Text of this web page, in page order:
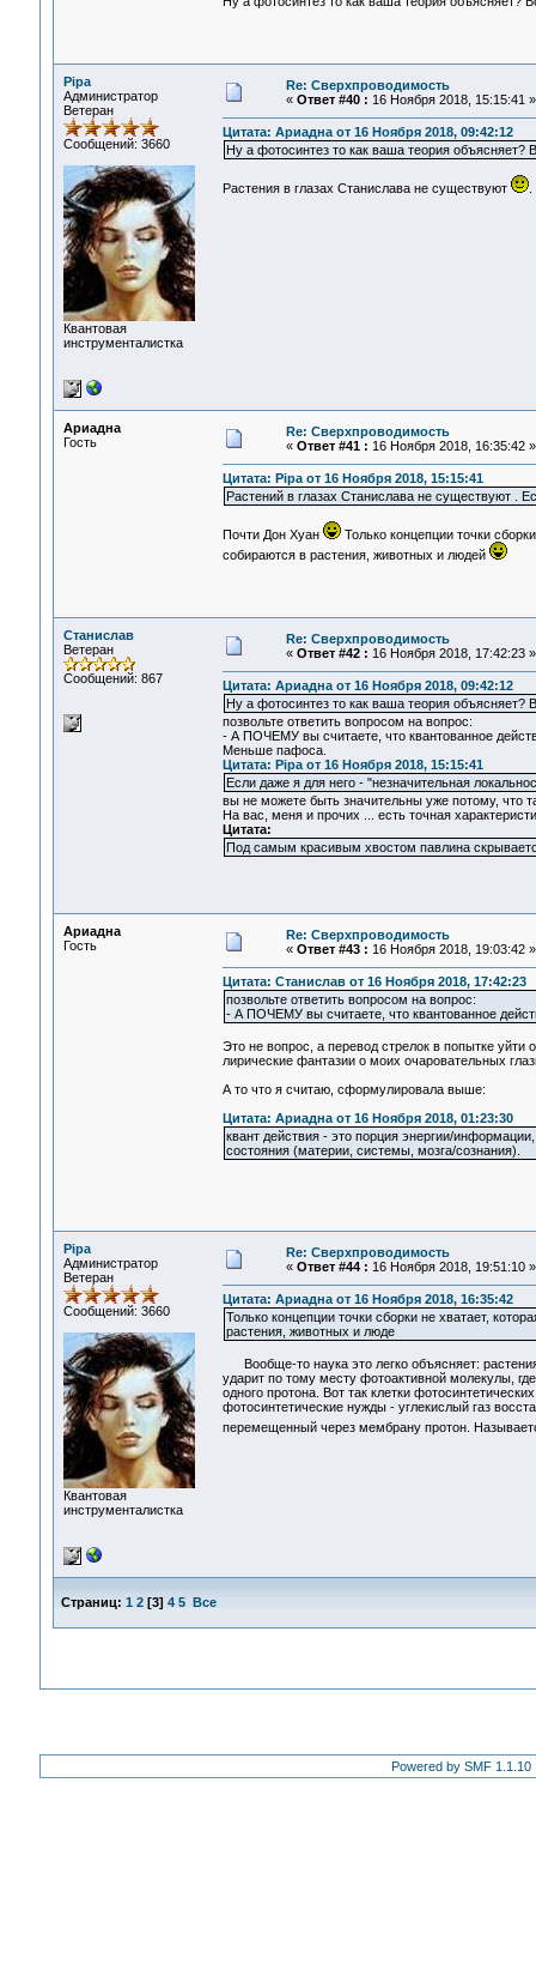
Pipa
Администратор
Ветеран
Сообщений: 3660
Квантовая
инструменталистка
Re: Сверхпроводимость
« Ответ #40 : 16 Ноября 2018, 15:15:41 »
Цитата: Ариадна от 16 Ноября 2018, 09:42:12
Ну а фотосинтез то как ваша теория объясняет?
Растения в глазах Станислава не существуют .
Ариадна
Гость
Re: Сверхпроводимость
« Ответ #41 : 16 Ноября 2018, 16:35:42 »
Цитата: Pipa от 16 Ноября 2018, 15:15:41
Растений в глазах Станислава не существуют .
Почти Дон Хуан
Только концепции точки
собираются в растения, животных и людей
Станислав
Ветеран
Сообщений: 867
Re: Сверхпроводимость
« Ответ #42 : 16 Ноября 2018, 17:42:23 »
Цитата: Ариадна от 16 Ноября 2018, 09:42:12
Ну а фотосинтез то как ваша теория объясняет?
позвольте ответить вопросом на вопрос:
- А ПОЧЕМУ вы считаете, что квантованное
Меньше пафоса.
Цитата: Pipa от 16 Ноября 2018, 15:15:41
Если даже я для него - "незначительная
вы не можете быть значительны уже потому, что
На вас, меня и прочих ... есть точная
Цитата:
Под самым красивым хвостом павлина
Ариадна
Гость
Re: Сверхпроводимость
« Ответ #43 : 16 Ноября 2018, 19:03:42 »
Цитата: Станислав от 16 Ноября 2018, 17:42:23
позвольте ответить вопросом на вопрос:
- А ПОЧЕМУ вы считаете, что квантованное
Это не вопрос, а перевод стрелок в попытке
лирические фантазии о моих очаровательных
А то что я считаю, сформулировала выше:
Цитата: Ариадна от 16 Ноября 2018, 01:23:30
квант действия - это порция энергии/
состояния (материи, системы, мозга/сознания).
Pipa
Администратор
Ветеран
Сообщений: 3660
Квантовая
инструменталистка
Re: Сверхпроводимость
« Ответ #44 : 16 Ноября 2018, 19:51:10 »
Цитата: Ариадна от 16 Ноября 2018, 16:35:42
Только концепции точки сборки не хватает,
растения, животных и люде
Вообще-то наука это легко объясняет:
ударит по тому месту фотоактивной молекулы,
одного протона. Вот так клетки
фотосинтетические нужды - углекислый газ
перемещенный через мембрану протон.
Страниц: 1 2[3] 4 5 Все
Powered by SMF 1.1.10